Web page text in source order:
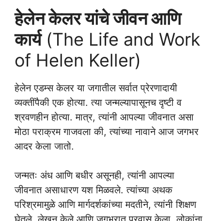
हेलेन केलर यांचे जीवन आणि
कार्य(The Life and Work
of Helen Keller)
हेलेन एडम्स केलर या जगातील सर्वात प्रेरणादायी
व्यक्तींपैकी एक होत्या. त्या जन्मल्यापासूनच दृष्टी व
श्रवणहीन होत्या. मात्र, त्यांनी आपल्या जीवनात असा
मोठा पराक्रम गाजवला की, त्यांच्या नावाने आज जगभर
आदर केला जातो.
जन्मतः अंध आणि बधीर असूनही, त्यांनी आपल्या
जीवनात असाधारण यश मिळवले. त्यांच्या अथक
परिश्रमामुळे आणि मार्गदर्शकांच्या मदतीने, त्यांनी शिक्षण